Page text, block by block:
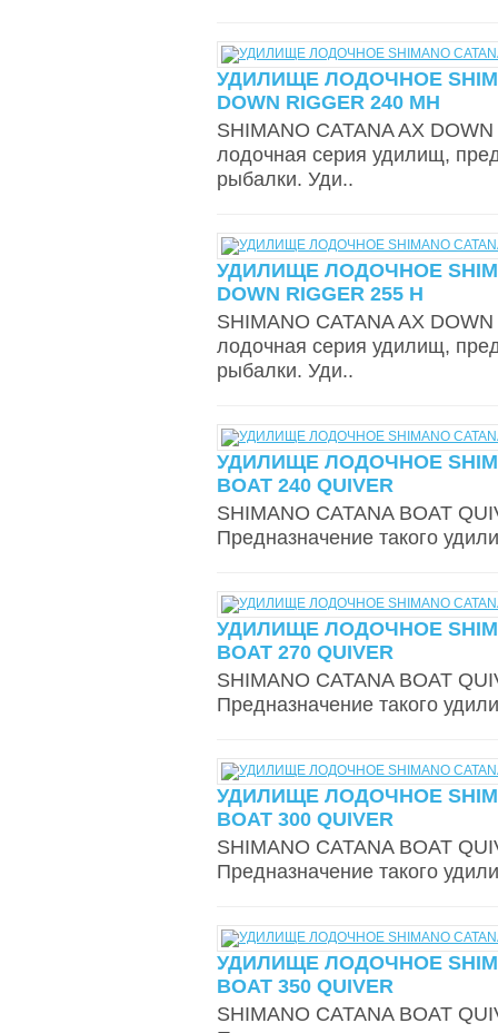
УДИЛИЩЕ ЛОДОЧНОЕ
DOWN RIGGER 240 MH
SHIMANO CATANA AX
лодочная серия удилищ,
рыбалки. Уди..
УДИЛИЩЕ ЛОДОЧНОЕ
DOWN RIGGER 255 H
SHIMANO CATANA AX
лодочная серия удилищ,
рыбалки. Уди..
УДИЛИЩЕ ЛОДОЧНОЕ
BOAT 240 QUIVER
SHIMANO CATANA BOAT
Предназначение такого
УДИЛИЩЕ ЛОДОЧНОЕ
BOAT 270 QUIVER
SHIMANO CATANA BOAT
Предназначение такого
УДИЛИЩЕ ЛОДОЧНОЕ
BOAT 300 QUIVER
SHIMANO CATANA BOAT
Предназначение такого
УДИЛИЩЕ ЛОДОЧНОЕ
BOAT 350 QUIVER
SHIMANO CATANA BOAT